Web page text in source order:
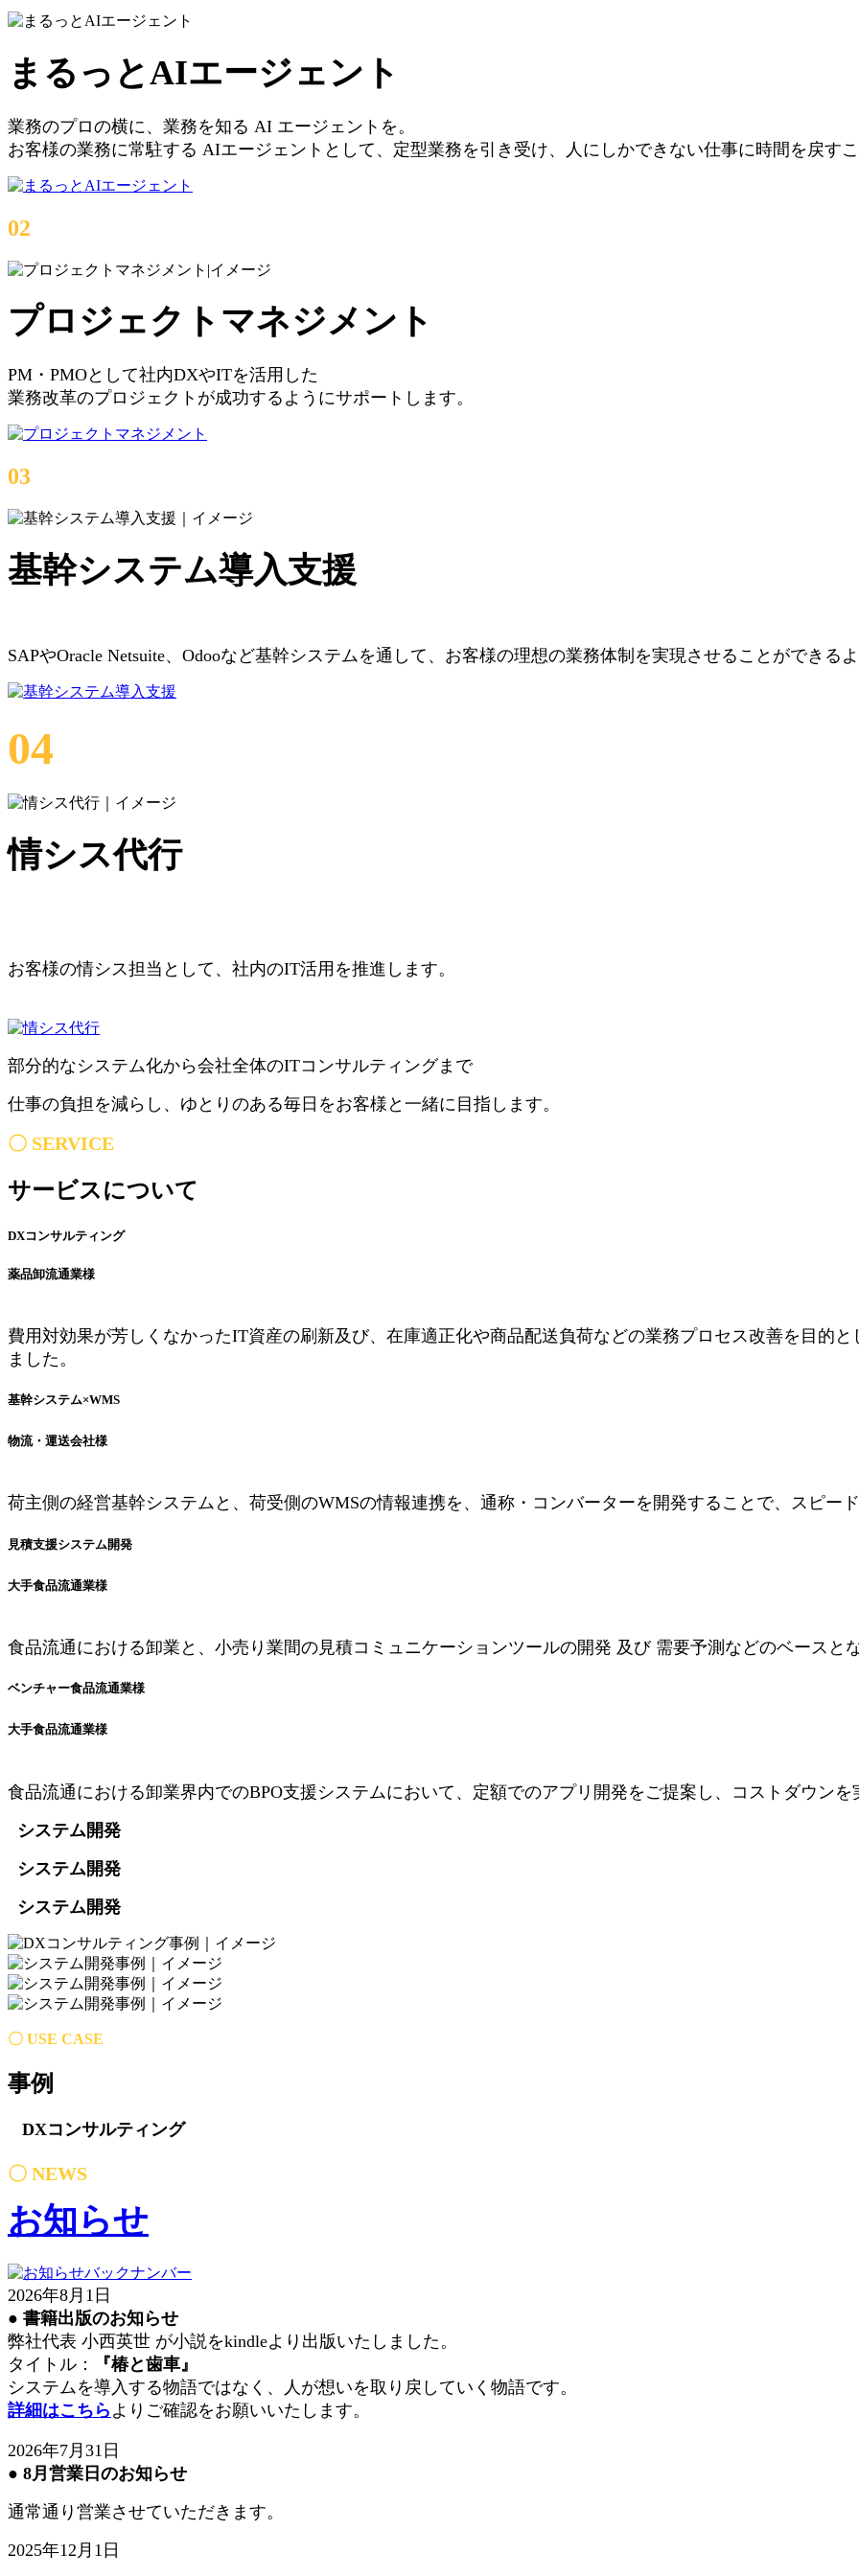
まるっとAIエージェント
業務のプロの横に、業務を知る AI エージェントを。
お客様の業務に常駐する AIエージェントとして、定型業務を引き受け、人にしかできない仕事に時間を戻すこ
02
プロジェクトマネジメント
PM・PMOとして社内DXやITを活用した
業務改革のプロジェクトが成功するようにサポートします。
03
基幹システム導入支援
SAPやOracle Netsuite、Odooなど基幹システムを通して、お客様の理想の業務体制を実現させることができる
04
情シス代行
お客様の情シス担当として、社内のIT活用を推進します。
部分的なシステム化から会社全体のITコンサルティングまで
仕事の負担を減らし、ゆとりのある毎日をお客様と一緒に目指します。
​〇 SERVICE
サービスについて
DXコンサルティング
薬品卸流通業様
費用対効果が芳しくなかったIT資産の刷新及び、在庫適正化や商品配送負荷などの業務プロセス改善を目的
ました。
基幹システム×WMS
物流・運送会社様
荷主側の経営基幹システムと、荷受側のWMSの情報連携を、通称・コンバーターを開発することで、スピー
見積支援システム開発
大手食品流通業様
食品流通における卸業と、小売り業間の見積コミュニケーションツールの開発 及び 需要予測などのベースと
ベンチャー食品流通業様
大手食品流通業様
食品流通における卸業界内でのBPO支援システムにおいて、定額でのアプリ開発をご提案し、コストダウンを
システム開発
システム開発
システム開発
〇 ​USE CASE
事例
DXコンサルティング
〇 NEWS
お知らせ
2026年8月1日
● 書籍出版のお知らせ
弊社代表 小西英世 が小説をkindleより出版いたしました。
タイトル：
『椿と歯車』
システムを導入する物語ではなく、人が想いを取り戻していく物語です。
詳細はこちら よりご確認をお願いいたします。
2026年7月31日
● 8月営業日のお知らせ
通常通り営業させていただきます。
2025年12月1日